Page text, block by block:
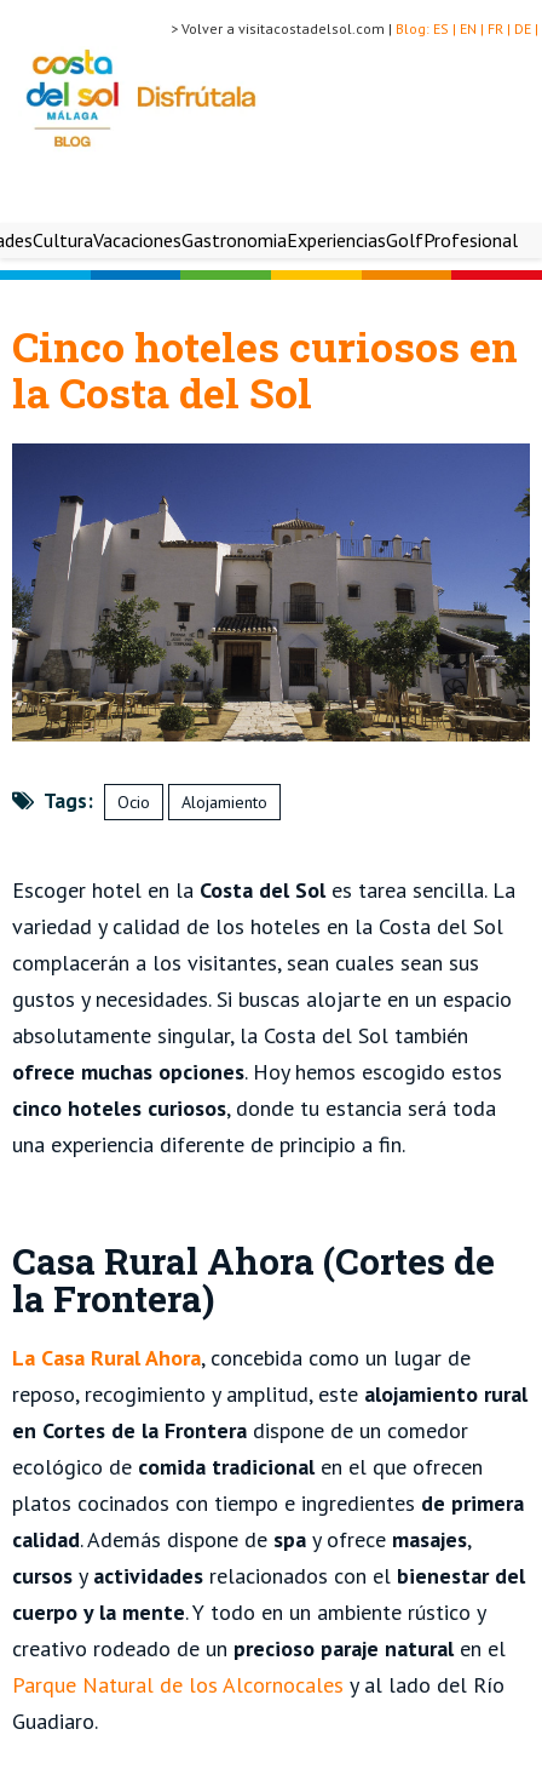
DE |
FR |
EN |
ES |
Blog:
> Volver a visitacostadelsol.com |
CulturaVacacionesGastronomiaExperienciasGolfProfesional
Cinco hoteles curiosos en
la Costa del Sol
Tags: Ocio Alojamiento
Escoger hotel en la Costa del Soles tarea sencilla. La
variedad y calidad de los hoteles en la Costa del Sol
complacerán a los visitantes, sean cuales sean sus
gustos y necesidades.Si buscas alojarte en un espacio
absolutamente singular, la Costa del Sol también
ofrece muchas opciones. Hoy hemos escogido estos
cinco hoteles curiosos, donde tu estancia será toda
una experiencia diferente de principio a fin.
Casa Rural Ahora (Cortes de
la Frontera)
La Casa Rural Ahora, concebida como un lugar de
reposo, recogimiento y amplitud, este alojamiento rural
en Cortes de la Frontera dispone de un comedor
ecológico de comida tradicionalen el que ofrecen
platos cocinados con tiempo e ingredientes de primera
calidad. Además dispone de spa y ofrece masajes,
cursos y actividades relacionados con el bienestar del
cuerpo y la mente. Y todo en un ambiente rústico y
creativo rodeado de un precioso paraje naturalen el
Parque Natural de los Alcornocales y al lado del Río
Guadiaro.